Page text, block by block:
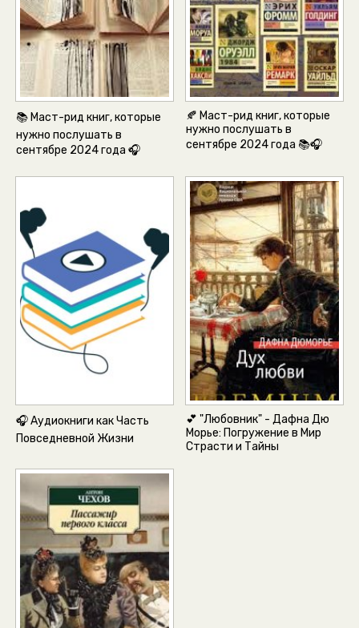
📚 Маст-рид книг, которые
нужно послушать в
сентябре 2024 года 🎧
🍂 Маст-рид книг, которые
нужно послушать в
сентябре 2024 года 📚🎧
🎧 Аудиокниги как Часть
Повседневной Жизни
💕 "Любовник" - Дафна Дю
Морье: Погружение в Мир
Страсти и Тайны